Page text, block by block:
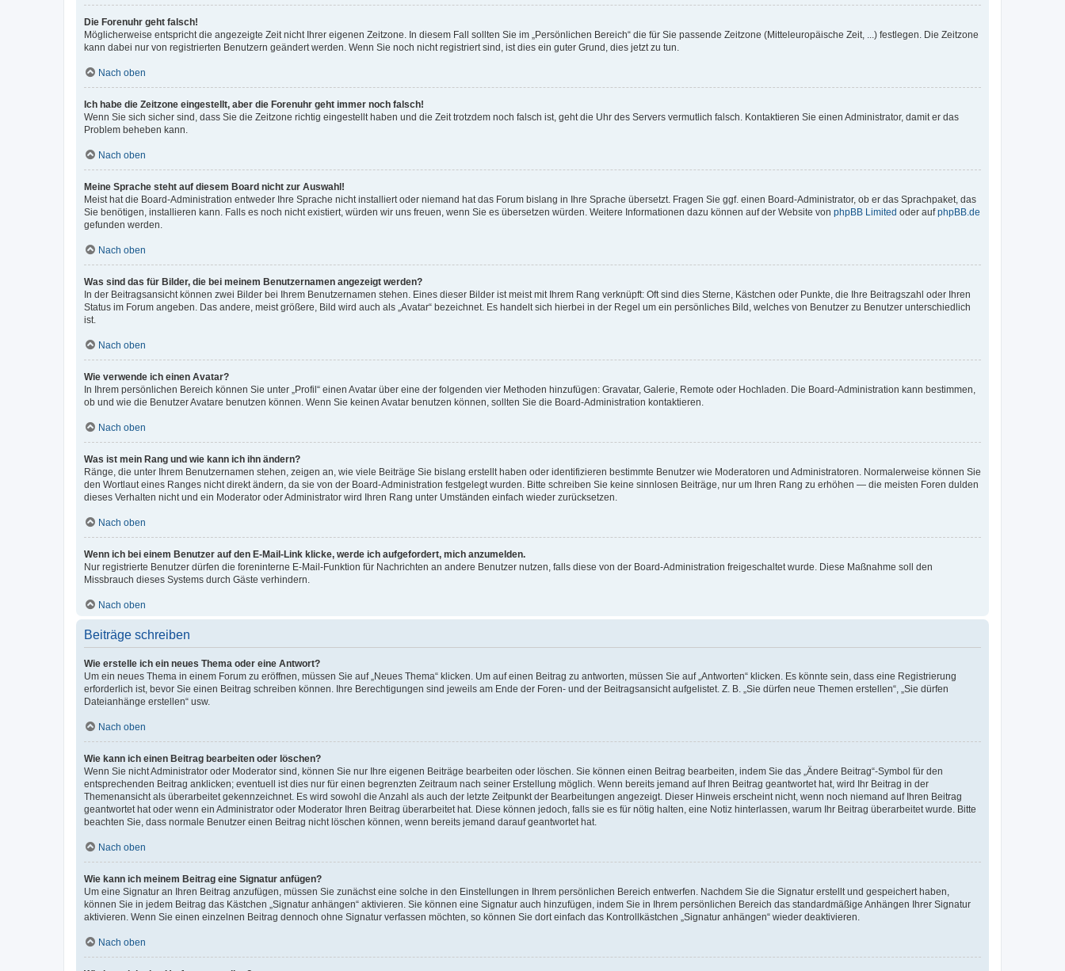
Die Forenuhr geht falsch!
Möglicherweise entspricht die angezeigte Zeit nicht Ihrer eigenen Zeitzone. In diesem Fall sollten Sie im „Persönlichen Bereich“ die für Sie passende Zeitzone (Mitteleuropäische Zeit, ...) festlegen. Die Zeitzone
kann dabei nur von registrierten Benutzern geändert werden. Wenn Sie noch nicht registriert sind, ist dies ein guter Grund, dies jetzt zu tun.
Nach oben
Ich habe die Zeitzone eingestellt, aber die Forenuhr geht immer noch falsch!
Wenn Sie sich sicher sind, dass Sie die Zeitzone richtig eingestellt haben und die Zeit trotzdem noch falsch ist, geht die Uhr des Servers vermutlich falsch. Kontaktieren Sie einen Administrator, damit er das
Problem beheben kann.
Nach oben
Meine Sprache steht auf diesem Board nicht zur Auswahl!
Meist hat die Board-Administration entweder Ihre Sprache nicht installiert oder niemand hat das Forum bislang in Ihre Sprache übersetzt. Fragen Sie ggf. einen Board-Administrator, ob er das Sprachpaket, das
Sie benötigen, installieren kann. Falls es noch nicht existiert, würden wir uns freuen, wenn Sie es übersetzen würden. Weitere Informationen dazu können auf der Website von phpBB Limited oder aufphpBB.de
gefunden werden.
Nach oben
Was sind das für Bilder, die bei meinem Benutzernamen angezeigt werden?
In der Beitragsansicht können zwei Bilder bei Ihrem Benutzernamen stehen. Eines dieser Bilder ist meist mit Ihrem Rang verknüpft: Oft sind dies Sterne, Kästchen oder Punkte, die Ihre Beitragszahl oder Ihren
Status im Forum angeben. Das andere, meist größere, Bild wird auch als „Avatar“ bezeichnet. Es handelt sich hierbei in der Regel um ein persönliches Bild, welches von Benutzer zu Benutzer unterschiedlich
ist.
Nach oben
Wie verwende ich einen Avatar?
In Ihrem persönlichen Bereich können Sie unter „Profil“ einen Avatar über eine der folgenden vier Methoden hinzufügen: Gravatar, Galerie, Remote oder Hochladen. Die Board-Administration kann bestimmen,
ob und wie die Benutzer Avatare benutzen können. Wenn Sie keinen Avatar benutzen können, sollten Sie die Board-Administration kontaktieren.
Nach oben
Was ist mein Rang und wie kann ich ihn ändern?
Ränge, die unter Ihrem Benutzernamen stehen, zeigen an, wie viele Beiträge Sie bislang erstellt haben oder identifizieren bestimmte Benutzer wie Moderatoren und Administratoren. Normalerweise können Sie
den Wortlaut eines Ranges nicht direkt ändern, da sie von der Board-Administration festgelegt wurden. Bitte schreiben Sie keine sinnlosen Beiträge, nur um Ihren Rang zu erhöhen — die meisten Foren dulden
dieses Verhalten nicht und ein Moderator oder Administrator wird Ihren Rang unter Umständen einfach wieder zurücksetzen.
Nach oben
Wenn ich bei einem Benutzer auf den E-Mail-Link klicke, werde ich aufgefordert, mich anzumelden.
Nur registrierte Benutzer dürfen die foreninterne E-Mail-Funktion für Nachrichten an andere Benutzer nutzen, falls diese von der Board-Administration freigeschaltet wurde. Diese Maßnahme soll den
Missbrauch dieses Systems durch Gäste verhindern.
Nach oben
Beiträge schreiben
Wie erstelle ich ein neues Thema oder eine Antwort?
Um ein neues Thema in einem Forum zu eröffnen, müssen Sie auf „Neues Thema“ klicken. Um auf einen Beitrag zu antworten, müssen Sie auf „Antworten“ klicken. Es könnte sein, dass eine Registrierung
erforderlich ist, bevor Sie einen Beitrag schreiben können. Ihre Berechtigungen sind jeweils am Ende der Foren- und der Beitragsansicht aufgelistet. Z. B. „Sie dürfen neue Themen erstellen“, „Sie dürfen
Dateianhänge erstellen“ usw.
Nach oben
Wie kann ich einen Beitrag bearbeiten oder löschen?
Wenn Sie nicht Administrator oder Moderator sind, können Sie nur Ihre eigenen Beiträge bearbeiten oder löschen. Sie können einen Beitrag bearbeiten, indem Sie das „Ändere Beitrag“-Symbol für den
entsprechenden Beitrag anklicken; eventuell ist dies nur für einen begrenzten Zeitraum nach seiner Erstellung möglich. Wenn bereits jemand auf Ihren Beitrag geantwortet hat, wird Ihr Beitrag in der
Themenansicht als überarbeitet gekennzeichnet. Es wird sowohl die Anzahl als auch der letzte Zeitpunkt der Bearbeitungen angezeigt. Dieser Hinweis erscheint nicht, wenn noch niemand auf Ihren Beitrag
geantwortet hat oder wenn ein Administrator oder Moderator Ihren Beitrag überarbeitet hat. Diese können jedoch, falls sie es für nötig halten, eine Notiz hinterlassen, warum Ihr Beitrag überarbeitet wurde. Bitte
beachten Sie, dass normale Benutzer einen Beitrag nicht löschen können, wenn bereits jemand darauf geantwortet hat.
Nach oben
Wie kann ich meinem Beitrag eine Signatur anfügen?
Um eine Signatur an Ihren Beitrag anzufügen, müssen Sie zunächst eine solche in den Einstellungen in Ihrem persönlichen Bereich entwerfen. Nachdem Sie die Signatur erstellt und gespeichert haben,
können Sie in jedem Beitrag das Kästchen „Signatur anhängen“ aktivieren. Sie können eine Signatur auch hinzufügen, indem Sie in Ihrem persönlichen Bereich das standardmäßige Anhängen Ihrer Signatur
aktivieren. Wenn Sie einen einzelnen Beitrag dennoch ohne Signatur verfassen möchten, so können Sie dort einfach das Kontrollkästchen „Signatur anhängen“ wieder deaktivieren.
Nach oben